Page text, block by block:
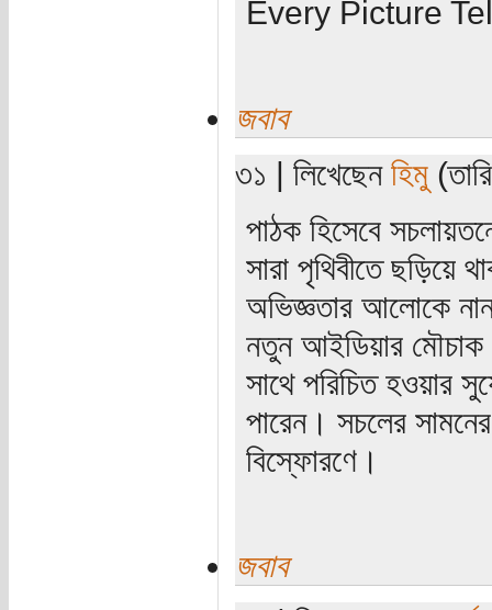
Every Picture
জবাব
৩১ | লিখেছেন হিমু
পাঠক হিসেবে
সারা পৃথিবীতে ছড়িয়ে
অভিজ্ঞতার আলোকে
নতুন আইডিয়ার
সাথে পরিচিত হওয়ার
পারেন। সচলের
বিস্ফোরণে।
জবাব